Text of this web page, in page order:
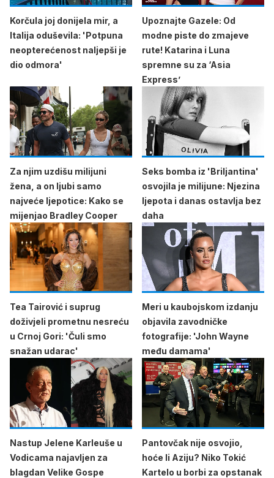
Korčula joj donijela mir, a
Italija oduševila: 'Potpuna
neopterećenost naljepši je
dio odmora'
Upoznajte Gazele: Od
modne piste do zmajeve
rute! Katarina i Luna
spremne su za ‘Asia
Express’
Za njim uzdišu milijuni
žena, a on ljubi samo
najveće ljepotice: Kako se
mijenjao Bradley Cooper
Seks bomba iz 'Briljantina'
osvojila je milijune: Njezina
ljepota i danas ostavlja bez
daha
Tea Tairović i suprug
doživjeli prometnu nesreću
u Crnoj Gori: 'Čuli smo
snažan udarac'
Meri u kaubojskom izdanju
objavila zavodničke
fotografije: 'John Wayne
među damama'
Nastup Jelene Karleuše u
Vodicama najavljen za
blagdan Velike Gospe
Pantovčak nije osvojio,
hoće li Aziju? Niko Tokić
Kartelo u borbi za opstanak